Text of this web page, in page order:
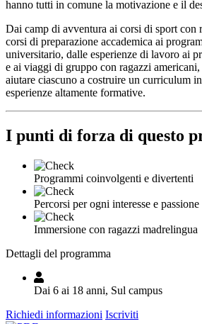
hanno tutti in comune la motivazione e il
Dai camp di avventura ai corsi di sport con
corsi di preparazione accademica ai
universitario, dalle esperienze di lavoro ai
e ai viaggi di gruppo con ragazzi
aiutare ciascuno a costruire un curriculum
esperienze altamente formative.
I punti di forza di questo
Programmi coinvolgenti e divertenti
Percorsi per ogni interesse e passione
Immersione con ragazzi madrelingua
Dettagli del programma
Dai 6 ai 18 anni, Sul campus
Richiedi informazioni Iscriviti